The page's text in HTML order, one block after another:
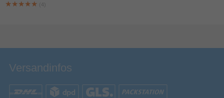
(4)
Versandinfos